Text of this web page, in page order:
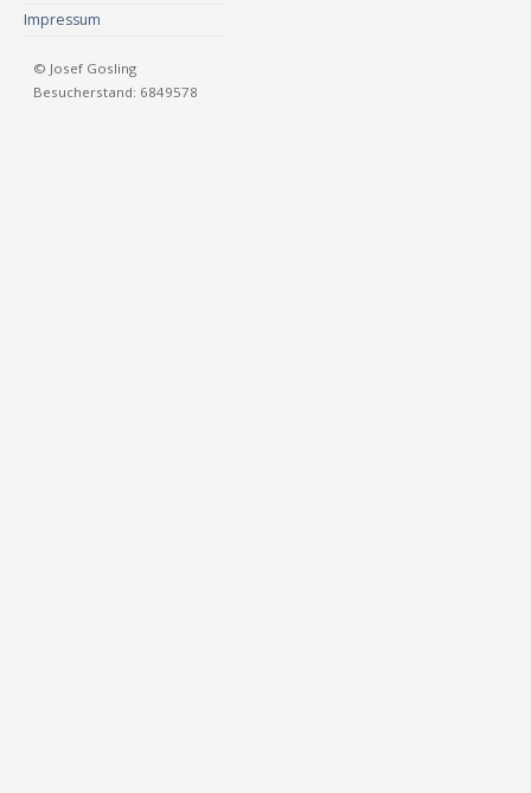
Impressum
© Josef Gosling
Besucherstand: 6849578